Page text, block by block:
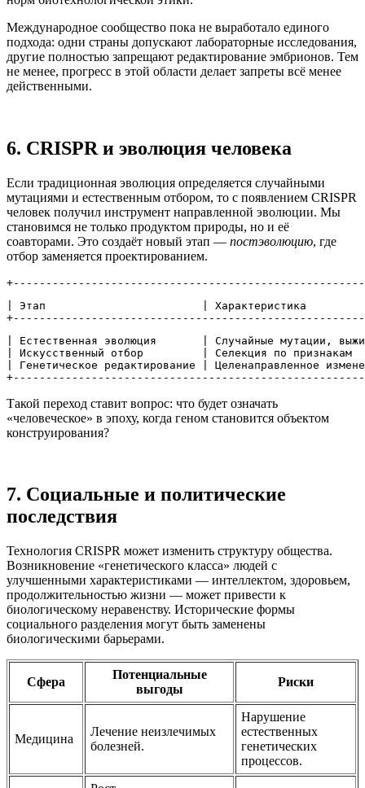
Международное сообщество пока не выработало единого
подхода: одни страны допускают лабораторные исследования,
другие полностью запрещают редактирование эмбрионов. Тем
не менее, прогресс в этой области делает запреты всё менее
действенными.
6. CRISPR и эволюция человека
Если традиционная эволюция определяется случайными
мутациями и естественным отбором, то с появлением CRISPR
человек получил инструмент направленной эволюции. Мы
становимся не только продуктом природы, но и её
соавторами. Это создаёт новый этап — постэволюцию, где
отбор заменяется проектированием.
| Этап                        | Характеристика
| Естественная эволюция       | Случайные мутации,
| Искусственный отбор         | Селекция по
| Генетическое редактирование | Целенаправленное
Такой переход ставит вопрос: что будет означать
«человеческое» в эпоху, когда геном становится объектом
конструирования?
7. Социальные и политические
последствия
Технология CRISPR может изменить структуру общества.
Возникновение «генетического класса» людей с
улучшенными характеристиками — интеллектом, здоровьем,
продолжительностью жизни — может привести к
биологическому неравенству. Исторические формы
социального разделения могут быть заменены
биологическими барьерами.
Сфера
Потенциальные
выгоды
Риски
Медицина
Лечение неизлечимых
болезней.
Нарушение
естественных
генетических
процессов.